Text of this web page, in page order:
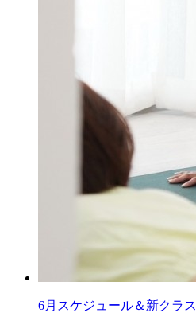
6月スケジュール＆新クラス